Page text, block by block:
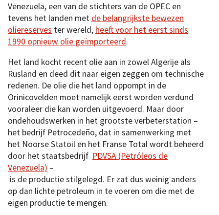
Venezuela, een van de stichters van de OPEC en
tevens het landen met de belangrijkste bewezen
oliereserves ter wereld, heeft voor het eerst sinds
1990 opnieuw olie geïmporteerd.
Het land kocht recent olie aan in zowel Algerije als
Rusland en deed dit naar eigen zeggen om technische
redenen. De olie die het land oppompt in de
Orinicovelden moet namelijk eerst worden verdund
vooraleer die kan worden uitgevoerd. Maar door
ondehoudswerken in het grootste verbeterstation –
het bedrijf Petrocedeño, dat in samenwerking met
het Noorse Statoil en het Franse Total wordt beheerd
door het staatsbedrijf PDVSA (Petróleos de
Venezuela) –
is de productie stilgelegd. Er zat dus weinig anders
op dan lichte petroleum in te voeren om die met de
eigen productie te mengen.